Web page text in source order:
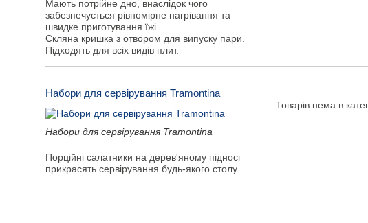
Мають потрійне дно, внаслідок чого
забезпечується рівномірне нагрівання та
швидке приготування їжі.
Скляна кришка з отвором для випуску пари.
Підходять для всіх видів плит.
Набори для сервірування Tramontina
Набори для сервірування Tramontina
Порційні салатники на дерев'яному підносі
прикрасять сервірування будь-якого столу.
Товарів нема в